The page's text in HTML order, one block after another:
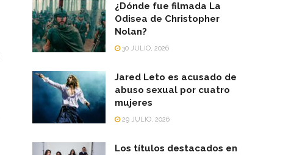
¿Dónde fue filmada La
Odisea de Christopher
Nolan?
30 JULIO, 2026
Jared Leto es acusado de
abuso sexual por cuatro
mujeres
29 JULIO, 2026
Los títulos destacados en